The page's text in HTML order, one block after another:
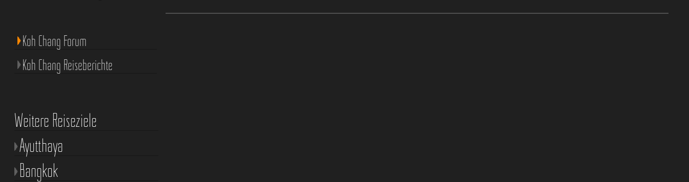
Koh Chang Forum
Koh Chang Reiseberichte
Weitere Reiseziele
Ayutthaya
Bangkok